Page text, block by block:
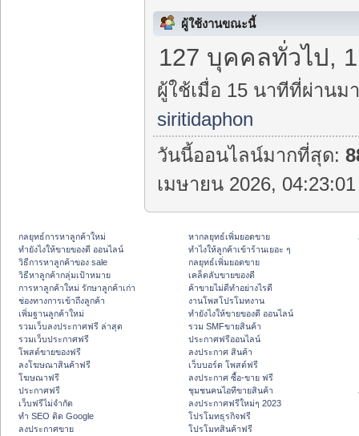
ผู้ใช้งานขณะนี้
127 บุคคลทั่วไป,
ผู้ใช้เมื่อ 15 นาทีที่ผ่านม
siritidaphon
วันนี้ออนไลน์มากที่สุด:
เมษายน 2026,
กลยุทธ์การหาลูกค้าใหม่
ทํายังไงให้ขายของดี ออนไลน์
วิธีการหาลูกค้าของ sale
วิธีหาลูกค้ากลุ่มเป้าหมาย
การหาลูกค้าใหม่ รักษาลูกค้าเก่า
ช่องทางการเข้าถึงลูกค้า
เพิ่มฐานลูกค้าใหม่
รวมเว็บลงประกาศฟรี ล่าสุด
รวมเว็บประกาศฟรี
โพสต์ขายของฟรี
ลงโฆษณาสินค้าฟรี
โฆษณาฟรี
ประกาศฟรี
เว็บฟรีไม่จำกัด
ทำ SEO ติด Google
ลงประกาศขาย
หากลยุทธ์เพิ่มยอดขาย
ทําไงให้ลูกค้าเข้าร้านเยอะ ๆ
กลยุทธ์เพิ่มยอดขาย
เคล็ดลับขายของดี
ค้าขายไม่ดีทำอย่างไรดี
งานโพสโปรโมทงาน
ทํายังไงให้ขายของดี ออนไลน์
รวม SMFขายสินค้า
ประกาศฟรีออนไลน์
ลงประกาศ สินค้า
เว็บบอร์ด โพสต์ฟรี
ลงประกาศ ซื้อ-ขาย ฟรี
ชุมชนคนไอทีขายสินค้า
ลงประกาศฟรีใหม่ๆ 2023
โปรโมทธุรกิจฟรี
โปรโมทสินค้าฟรี